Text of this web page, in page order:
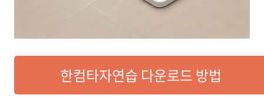
한컴타자연습 다운로드 방법